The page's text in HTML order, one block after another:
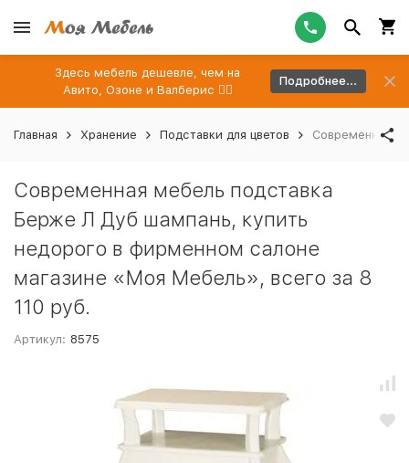
Здесь мебель дешевле, чем на
Авито, Озоне и Валберис 👉🏻
Подробнее...
Главная Хранение Подставки для цветов Современная
Современная мебель подставка
Берже Л Дуб шампань, купить
недорого в фирменном салоне
магазине «Моя Мебель», всего за 8
110 руб.
Артикул: 8575